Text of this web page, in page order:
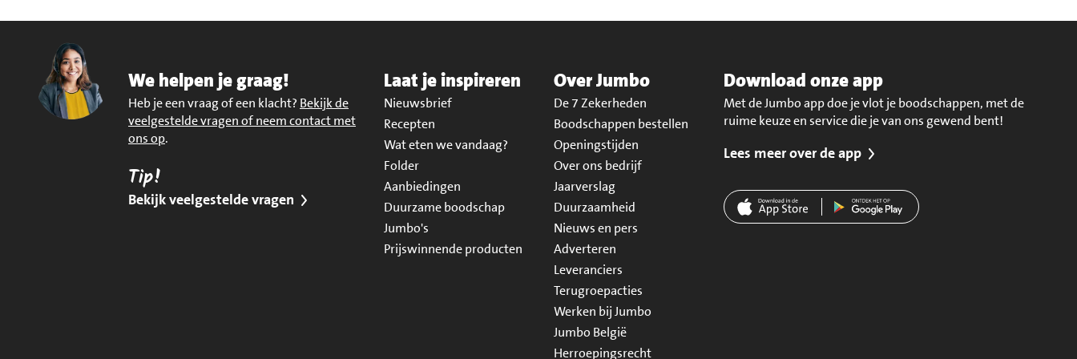
We helpen je graag!
Heb je een vraag of een klacht? Bekijk de
veelgestelde vragen of neem contact met
ons op.
Tip!
Bekijk veelgestelde vragen
Laat je inspireren
Nieuwsbrief
Recepten
Wat eten we vandaag?
Folder
Aanbiedingen
Duurzame boodschap
Jumbo's
Prijswinnende producten
Over Jumbo
De 7 Zekerheden
Boodschappen bestellen
Openingstijden
Over ons bedrijf
Jaarverslag
Duurzaamheid
Nieuws en pers
Adverteren
Leveranciers
Terugroepacties
Werken bij Jumbo
Jumbo België
Herroepingsrecht
Download onze app
Met de Jumbo app doe je vlot je boodschappen, met de
ruime keuze en service die je van ons gewend bent!
Lees meer over de app